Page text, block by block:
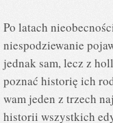
Po latach
niespodziewanie
jednak sam, lecz z
poznać historię ich
wam jeden z trzech
historii wszystkich